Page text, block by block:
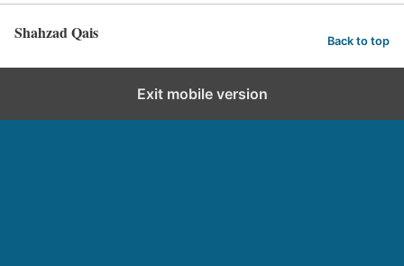
Shahzad Qais Back to top
Exit mobile version